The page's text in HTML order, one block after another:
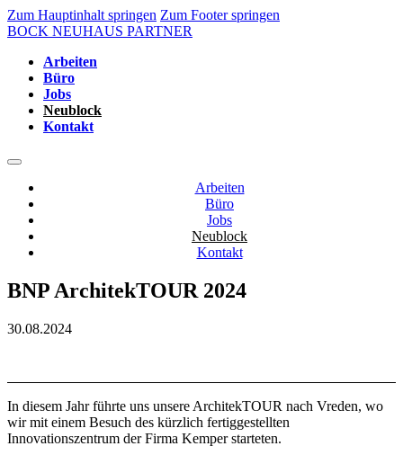
Zum Hauptinhalt springen Zum Footer springen
BOCK NEUHAUS PARTNER
Arbeiten
Büro
Jobs
Neublock
Kontakt
Arbeiten
Büro
Jobs
Neublock
Kontakt
BNP ArchitekTOUR 2024
30.08.2024
In diesem Jahr führte uns unsere ArchitekTOUR nach Vreden, wo
wir mit einem Besuch des kürzlich fertiggestellten
Innovationszentrum der Firma Kemper starteten.